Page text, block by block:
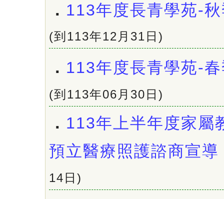
． 113年度長青學苑-
(到113年12月31日)
． 113年度長青學苑-
(到113年06月30日)
． 113年上半年度家屬
預立醫療照護諮商宣導
14日)